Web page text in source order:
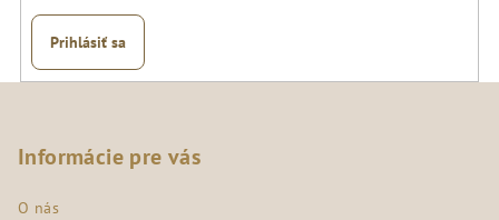
Prihlásiť sa
Informácie pre vás
O nás